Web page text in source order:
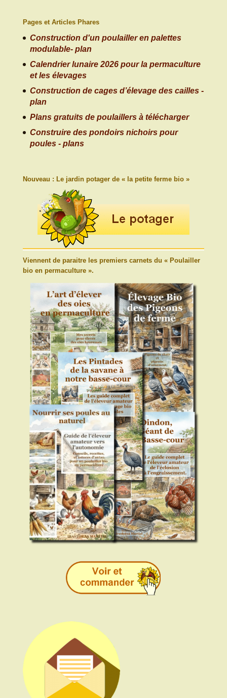
Pages et Articles Phares
Construction d'un poulailler en palettes
modulable- plan
Calendrier lunaire 2026 pour la permaculture
et les élevages
Construction de cages d’élevage des cailles -
plan
Plans gratuits de poulaillers à télécharger
Construire des pondoirs nichoirs pour
poules - plans
Nouveau : Le jardin potager de « la petite ferme bio »
Viennent de paraitre les premiers carnets du « Poulailler
bio en permaculture ».